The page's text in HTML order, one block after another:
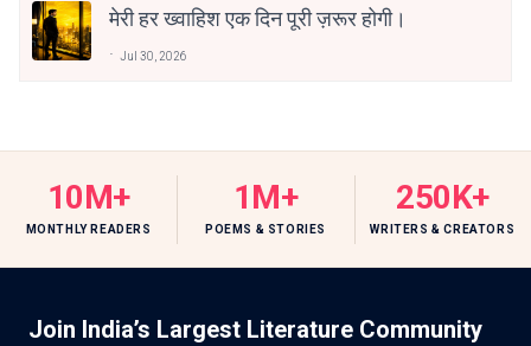
मेरी हर ख्वाहिश एक दिन पूरी ज़रूर होगी।
Jul 30, 2026
10M+
MONTHLY READERS
1M+
POEMS & STORIES
250K+
WRITERS & CREATORS
Join India’s Largest Literature Community